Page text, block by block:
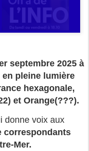
septembre 2025 à
en pleine lumière
hexagonale,
et Orange(???).
donne voix aux
correspondants
Mer.